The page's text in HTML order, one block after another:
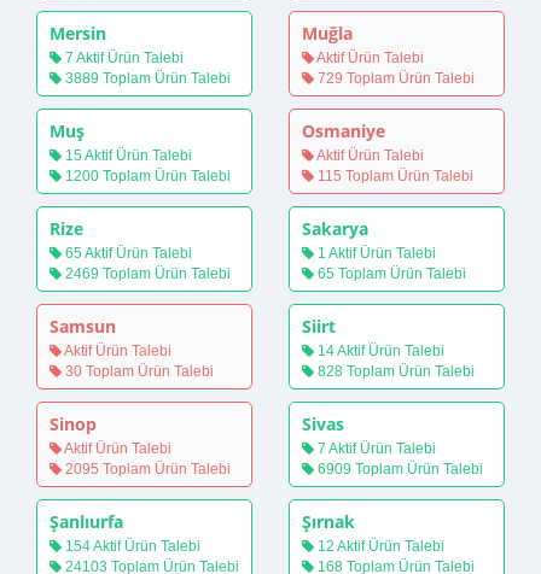
Mersin
7 Aktif Ürün Talebi
3889 Toplam Ürün Talebi
Muğla
Aktif Ürün Talebi
729 Toplam Ürün Talebi
Muş
15 Aktif Ürün Talebi
1200 Toplam Ürün Talebi
Osmaniye
Aktif Ürün Talebi
115 Toplam Ürün Talebi
Rize
65 Aktif Ürün Talebi
2469 Toplam Ürün Talebi
Sakarya
1 Aktif Ürün Talebi
65 Toplam Ürün Talebi
Samsun
Aktif Ürün Talebi
30 Toplam Ürün Talebi
Siirt
14 Aktif Ürün Talebi
828 Toplam Ürün Talebi
Sinop
Aktif Ürün Talebi
2095 Toplam Ürün Talebi
Sivas
7 Aktif Ürün Talebi
6909 Toplam Ürün Talebi
Şanlıurfa
154 Aktif Ürün Talebi
24103 Toplam Ürün Talebi
Şırnak
12 Aktif Ürün Talebi
168 Toplam Ürün Talebi